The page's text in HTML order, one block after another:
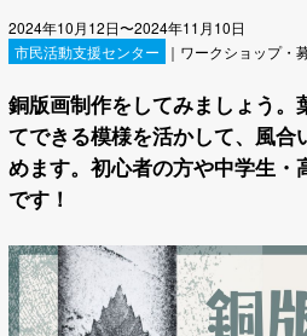
2024年10月12日〜2024年11月10日
市民活動支援センター
｜ワークショップ・
銅版画制作をしてみましょう。
てできる模様を活かして、風合
めます。初心者の方や中学生・
です！